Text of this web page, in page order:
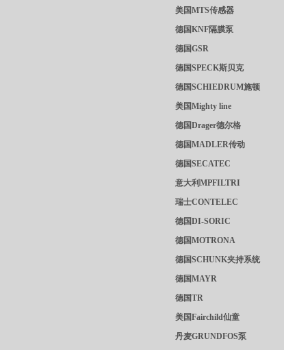
美国MTS传感器
德国KNF隔膜泵
德国GSR
德国SPECK斯贝克
德国SCHIEDRUM施顿
美国Mighty line
德国Drager德尔格
德国MADLER传动
德国SECATEC
意大利MPFILTRI
瑞士CONTELEC
德国DI-SORIC
德国MOTRONA
德国SCHUNK夹持系统
德国MAYR
德国TR
美国Fairchild仙童
丹麦GRUNDFOS泵